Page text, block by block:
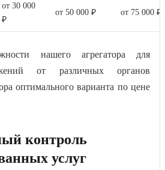
от 30 000
₽
от 50 000 ₽ от 75 000 ₽
нашего агрегатора для
от различных органов
оптимального варианта по цене
контроль
услуг